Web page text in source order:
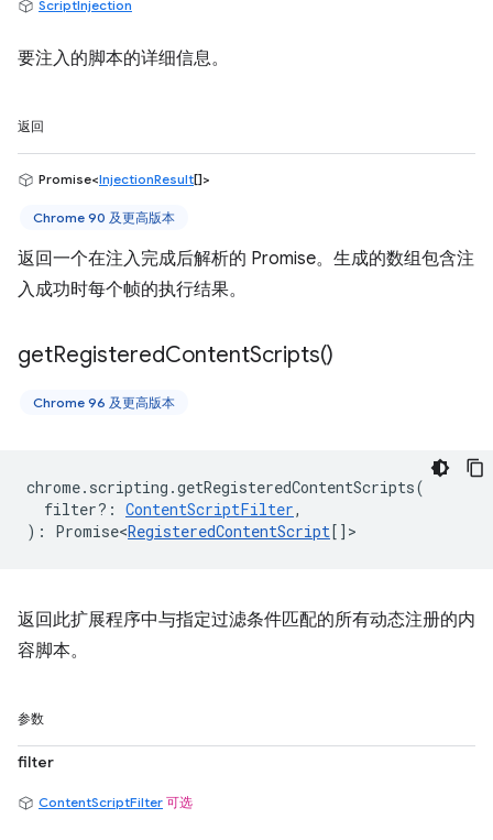
ScriptInjection
要注入的脚本的详细信息。
返回
Promise<InjectionResult[]>
Chrome 90 及更高版本
返回一个在注入完成后解析的 Promise。生成的数组包含注
入成功时每个帧的执行结果。
getRegisteredContentScripts()
Chrome 96 及更高版本
chrome. scripting .getRegisteredContentScripts(
filter? : ContentScriptFilter,
) : Promise<RegisteredContentScript[] >
返回此扩展程序中与指定过滤条件匹配的所有动态注册的内
容脚本。
参数
filter
ContentScriptFilter 可选